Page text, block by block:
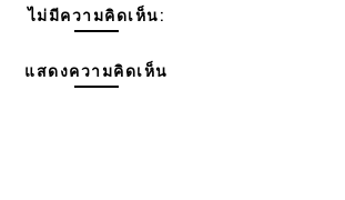
ไม่มีความคิดเห็น:
แสดงความคิดเห็น